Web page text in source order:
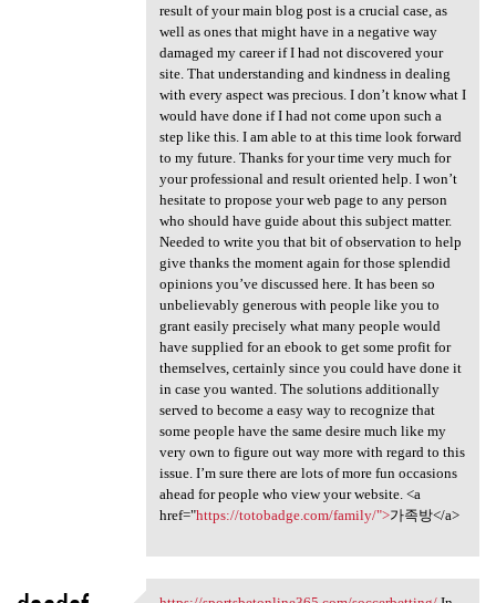
result of your main blog post is a crucial case, as
well as ones that might have in a negative way
damaged my career if I had not discovered your
site. That understanding and kindness in dealing
with every aspect was precious. I don’t know what I
would have done if I had not come upon such a
step like this. I am able to at this time look forward
to my future. Thanks for your time very much for
your professional and result oriented help. I won’t
hesitate to propose your web page to any person
who should have guide about this subject matter.
Needed to write you that bit of observation to help
give thanks the moment again for those splendid
opinions you’ve discussed here. It has been so
unbelievably generous with people like you to
grant easily precisely what many people would
have supplied for an ebook to get some profit for
themselves, certainly since you could have done it
in case you wanted. The solutions additionally
served to become a easy way to recognize that
some people have the same desire much like my
very own to figure out way more with regard to this
issue. I’m sure there are lots of more fun occasions
ahead for people who view your website. <a
href="https://totobadge.com/family/">가족방</a>